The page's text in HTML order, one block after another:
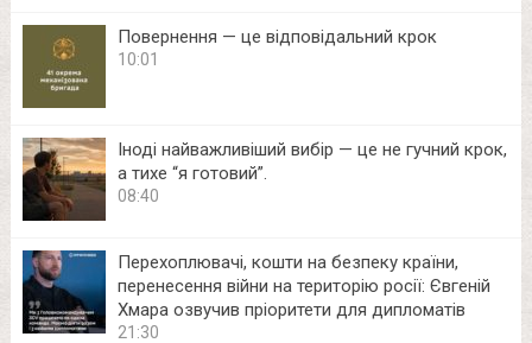
Повернення — це відповідальний крок
10:01
Іноді найважливіший вибір — це не гучний крок,
а тихе “я готовий”.
08:40
Перехоплювачі, кошти на безпеку країни,
перенесення війни на територію росії: Євгеній
Хмара озвучив пріоритети для дипломатів
21:30